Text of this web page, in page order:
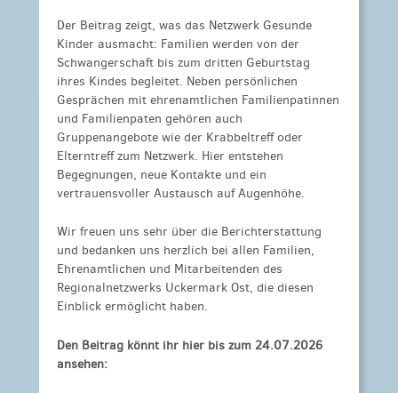
Der Beitrag zeigt, was das Netzwerk Gesunde
Kinder ausmacht: Familien werden von der
Schwangerschaft bis zum dritten Geburtstag
ihres Kindes begleitet. Neben persönlichen
Gesprächen mit ehrenamtlichen Familienpatinnen
und Familienpaten gehören auch
Gruppenangebote wie der Krabbeltreff oder
Elterntreff zum Netzwerk. Hier entstehen
Begegnungen, neue Kontakte und ein
vertrauensvoller Austausch auf Augenhöhe.
Wir freuen uns sehr über die Berichterstattung
und bedanken uns herzlich bei allen Familien,
Ehrenamtlichen und Mitarbeitenden des
Regionalnetzwerks Uckermark Ost, die diesen
Einblick ermöglicht haben.
Den Beitrag könnt ihr hier bis zum 24.07.2026
ansehen: